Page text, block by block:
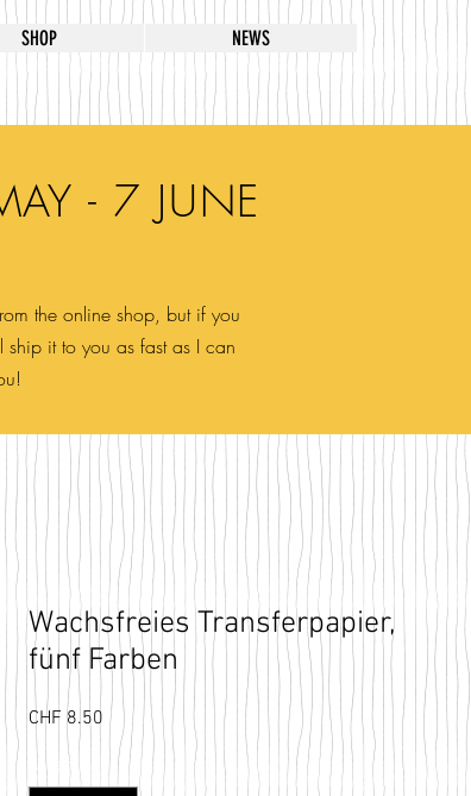
SHOP NEWS
- 7 JUNE
the online shop, but if you
it to you as fast as I can
Wachsfreies Transferpapier,
fünf Farben
CHF 8.50 Preis
Anzahl